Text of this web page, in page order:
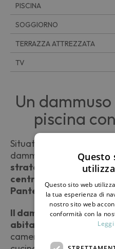
PISCINA
SOGGIORNO
TERRAZZA ATTREZZATA
TV
Un
piscina
Situato nella piana da
dammuso sul versante
strategicamente a
centro abitato
Pantelleria.
Il dammuso Bukkuram
abitativi.
Nel corpo
camera da letto
Questo
Questo sito web
la tua esperienza di
nostro sito web
conformità con la